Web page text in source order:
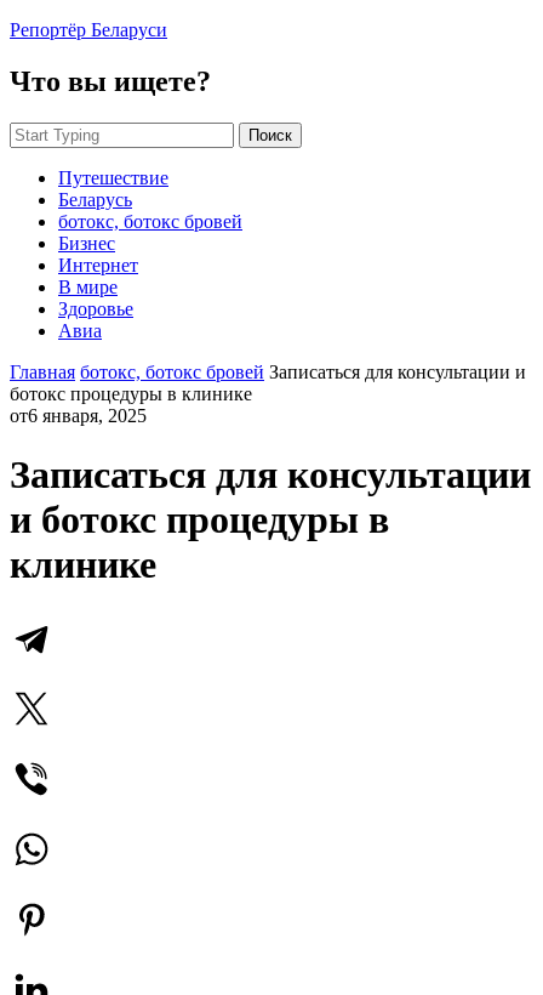
Репортёр Беларуси
Что вы ищете?
Поиск
Путешествие
Беларусь
ботокс, ботокс бровей
Бизнес
Интернет
В мире
Здоровье
Авиа
Главная ботокс, ботокс бровей Записаться для консультации и
ботокс процедуры в клинике
от6 января, 2025
Записаться для консультации
и ботокс процедуры в
клинике